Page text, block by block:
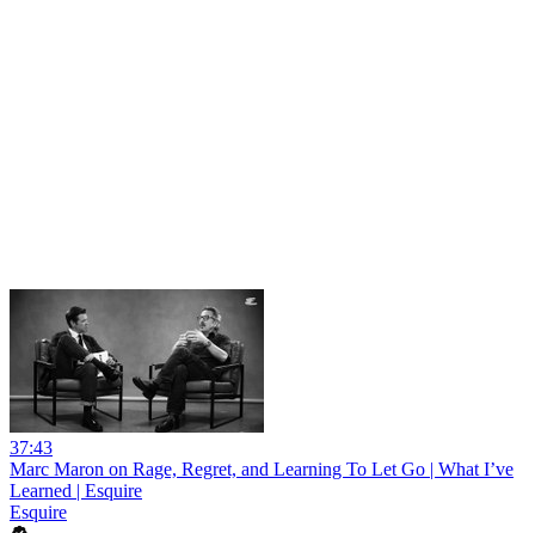
37:43
Marc Maron on Rage, Regret, and Learning To Let Go | What I’ve
Learned | Esquire
Esquire